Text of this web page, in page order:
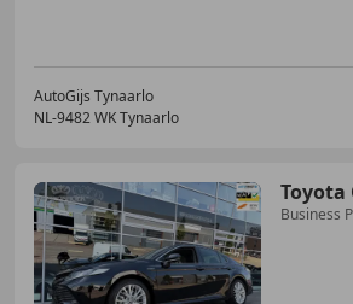
AutoGijs Tynaarlo
NL-9482 WK Tynaarlo
Toyota
Business